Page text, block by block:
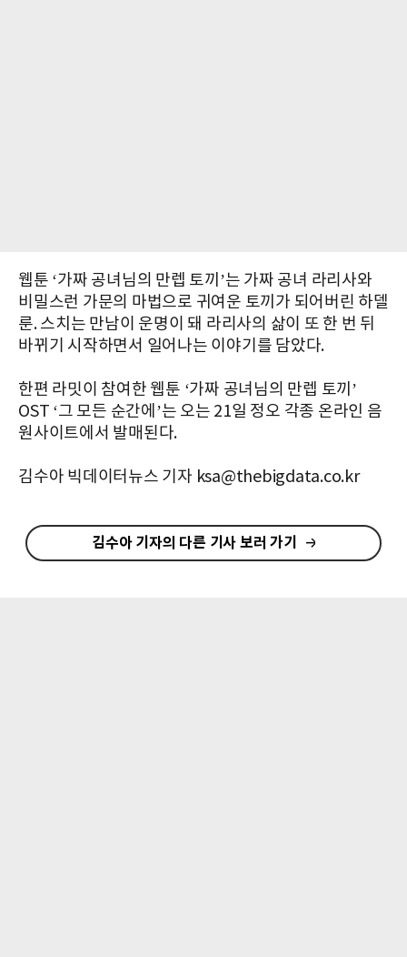
웹툰 ‘가짜 공녀님의 만렙 토끼’는 가짜 공녀 라리사와
비밀스런 가문의 마법으로 귀여운 토끼가 되어버린 하델
룬. 스치는 만남이 운명이 돼 라리사의 삶이 또 한 번 뒤
바뀌기 시작하면서 일어나는 이야기를 담았다.
한편 라밋이 참여한 웹툰 ‘가짜 공녀님의 만렙 토끼’
OST ‘그 모든 순간에’는 오는 21일 정오 각종 온라인 음
원사이트에서 발매된다.
김수아 빅데이터뉴스 기자 ksa@thebigdata.co.kr
김수아 기자의 다른 기사 보러 가기